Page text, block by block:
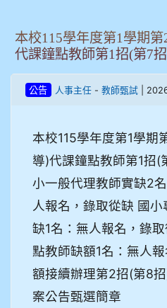
本校115學年度第1學期
代課鐘點教師第1招(第7
公告 人事主任- 教師甄試|
本校115學年度第1學期
導)代課鐘點教師第1招(
小一般代理教師實缺2
人報名，錄取從缺 國
缺1名：無人報名，錄
點教師缺額1名：無人
額接續辦理第2招(第8
案公告甄選簡章